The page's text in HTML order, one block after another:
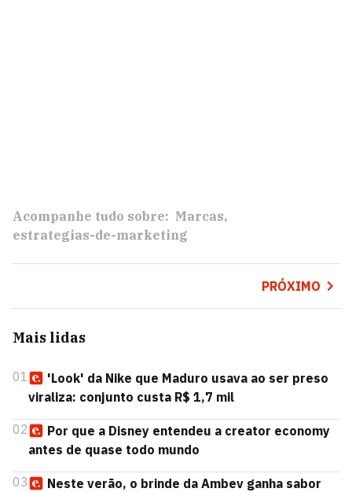
Acompanhe tudo sobre: Marcas
estrategias-de-marketing
PRÓXIMO
Mais lidas
01
'Look' da Nike que Maduro usava ao ser preso
viraliza: conjunto custa R$ 1,7 mil
02
Por que a Disney entendeu a creator economy
antes de quase todo mundo
03
Neste verão, o brinde da Ambev ganha sabor